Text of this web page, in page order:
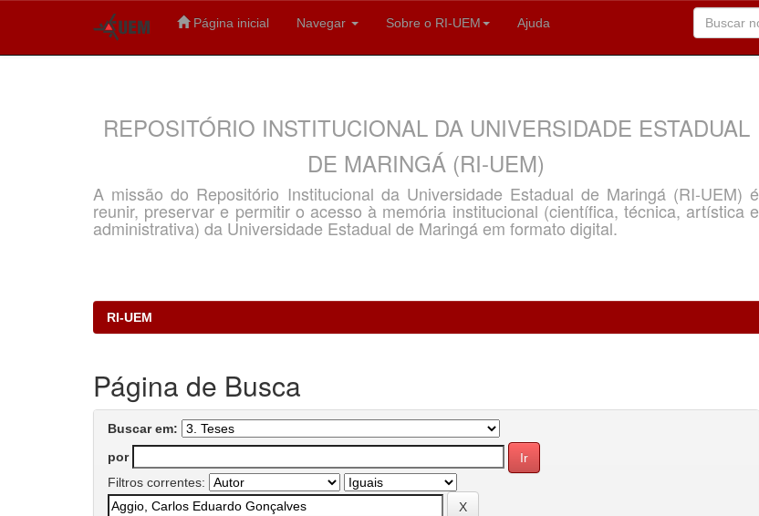
Página inicial Navegar Sobre o RI-UEM Ajuda
REPOSITÓRIO INSTITUCIONAL DA UNIVERSIDADE ESTADUAL
DE MARINGÁ (RI-UEM)
A missão do Repositório Institucional da Universidade Estadual de Maringá (RI-UEM) é
reunir, preservar e permitir o acesso à memória institucional (científica, técnica, artística e
administrativa) da Universidade Estadual de Maringá em formato digital.
RI-UEM
Página de Busca
Buscar em:
por
Filtros correntes: